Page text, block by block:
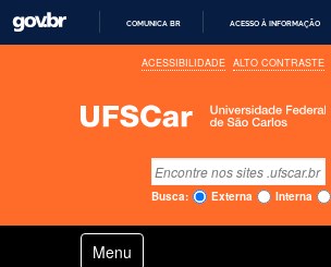
R
R
A
C
O
COMUNICA BR ACESSO À INFORMAÇÃO
ACESSIBILIDADE ALTO CONTRASTE
Busca
Busca Avançada…
Busca: Externa Interna
Toggle navigation